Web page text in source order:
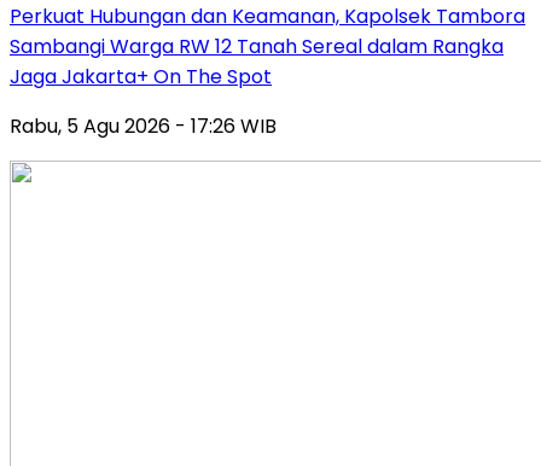
Perkuat Hubungan dan Keamanan, Kapolsek Tambora
Sambangi Warga RW 12 Tanah Sereal dalam Rangka
Jaga Jakarta+ On The Spot
Rabu, 5 Agu 2026 - 17:26 WIB